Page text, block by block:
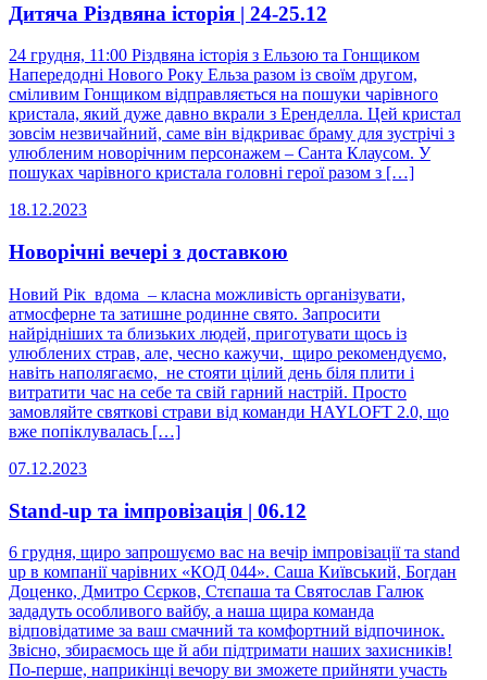
Дитяча Різдвяна історія | 24-25.12
24 грудня, 11:00 Різдвяна історія з Ельзою та Гонщиком
Напередодні Нового Року Ельза разом із своїм другом,
сміливим Гонщиком відправляється на пошуки чарівного
кристала, який дуже давно вкрали з Еренделла. Цей кристал
зовсім незвичайний, саме він відкриває браму для зустрічі з
улюбленим новорічним персонажем – Санта Клаусом. У
пошуках чарівного кристала головні герої разом з […]
18.12.2023
Новорічні вечері з доставкою
Новий Рік вдома – класна можливість організувати,
атмосферне та затишне родинне свято. Запросити
найрідніших та близьких людей, приготувати щось із
улюблених страв, але, чесно кажучи, щиро рекомендуємо,
навіть наполягаємо, не стояти цілий день біля плити і
витратити час на себе та свій гарний настрій. Просто
замовляйте святкові страви від команди HAYLOFT 2.0, що
вже попіклувалась […]
07.12.2023
Stand-up та імпровізація | 06.12
6 грудня, щиро запрошуємо вас на вечір імпровізації та stand
up в компанії чарівних «КОД 044». Саша Київський, Богдан
Доценко, Дмитро Сєрков, Стєпаша та Святослав Галюк
зададуть особливого вайбу, а наша щира команда
відповідатиме за ваш смачний та комфортний відпочинок.
Звісно, збираємось ще й аби підтримати наших захисників!
По-перше, наприкінці вечору ви зможете прийняти участь